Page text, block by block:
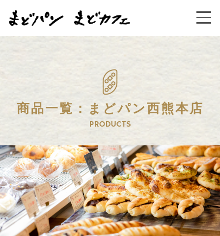
商品一覧：まどパン西熊本店
PRODUCTS